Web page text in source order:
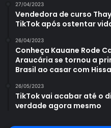
27/04/2023
Vendedora de curso
TikTok após ostentar
26/04/2023
Conheça Kauane Rode
Araucária se tornou a
Brasil ao casar com
26/05/2023
TikTok vai acabar até o
verdade agora mesmo